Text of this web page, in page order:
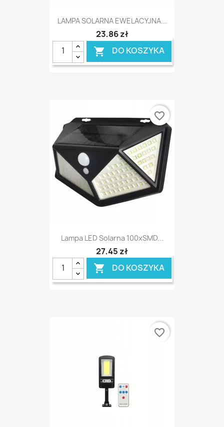
LAMPA SOLARNA EWELACYJNA...
23,86 zł
 DO KOSZYKA
Lampa LED Solarna 100xSMD...
27,45 zł
 DO KOSZYKA
favorite_border
favorite_border